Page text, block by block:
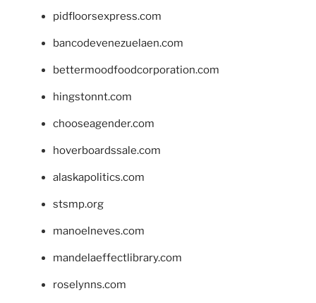
pidfloorsexpress.com
bancodevenezuelaen.com
bettermoodfoodcorporation.com
hingstonnt.com
chooseagender.com
hoverboardssale.com
alaskapolitics.com
stsmp.org
manoelneves.com
mandelaeffectlibrary.com
roselynns.com